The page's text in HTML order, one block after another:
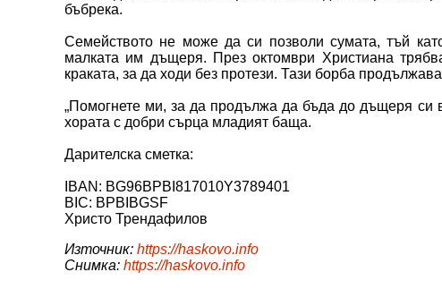
бъбрека.
Семейството не може да си позволи сумата, тъй
малката им дъщеря. През октомври Христиана
краката, за да ходи без протези. Тази борба
„Помогнете ми, за да продължа да бъда до дъщеря си
хората с добри сърца младият баща.
Дарителска сметка:
IBAN: BG96BPBI817010Y3789401
BIC: BPBIBGSF
Христо Трендафилов
Източник: https://haskovo.info
Снимка: https://haskovo.info